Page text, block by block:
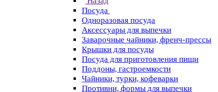
Посуда
Одноразовая посуда
Аксессуары для выпечки
Заварочные чайники, френч-прессы
Крышки для посуды
Посуда для приготовления пищи
Поддоны, гастроемкости
Чайники, турки, кофеварки
Противни, формы для выпечки